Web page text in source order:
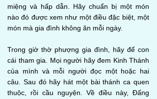
miệng và hấp dẫn. Hãy chuẩn bị một món
nào đó được xem như một điều đặc biệt, một
món mà gia đình không ăn mỗi ngày.
Trong giờ thờ phượng gia đình, hãy để con
cái tham gia. Mọi người hãy đem Kinh Thánh
của mình và mỗi người đọc một hoặc hai
câu. Sau đó hãy hát một bài thánh ca quen
thuộc, rồi cầu nguyện. Về điều này, Đấng